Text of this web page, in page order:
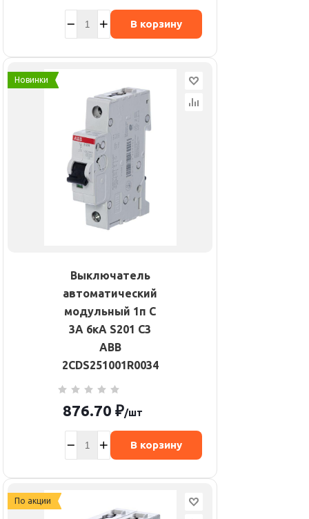
В корзину
Новинки
Выключатель
автоматический
модульный 1п C
3А 6кА S201 C3
ABB
2CDS251001R0034
876.70 ₽/шт
В корзину
По акции